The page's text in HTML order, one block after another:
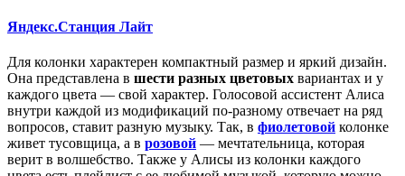
Яндекс.Станция Лайт
Для колонки характерен компактный размер и яркий дизайн.
Она представлена в шести разных цветовых вариантах и у
каждого цвета — свой характер. Голосовой ассистент Алиса
внутри каждой из модификаций по-разному отвечает на ряд
вопросов, ставит разную музыку. Так, в фиолетовой колонке
живет тусовщица, а в розовой — мечтательница, которая
верит в волшебство. Также у Алисы из колонки каждого